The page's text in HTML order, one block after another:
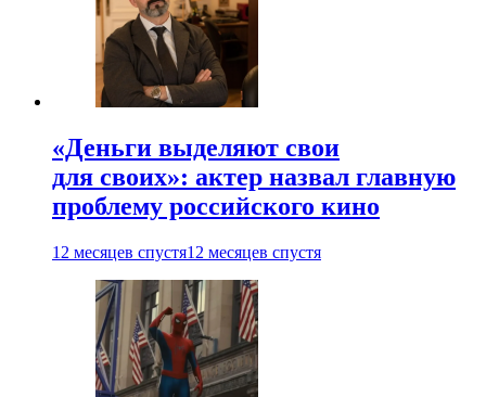
«Деньги выделяют свои
для своих»: актер назвал главную
проблему российского кино
12 месяцев спустя12 месяцев спустя